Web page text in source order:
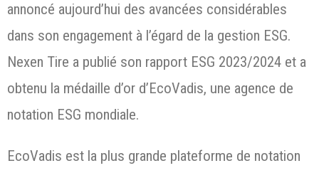
annoncé aujourd’hui des avancées considérables
dans son engagement à l’égard de la gestion ESG.
Nexen Tire a publié son rapport ESG 2023/2024 et a
obtenu la médaille d’or d’EcoVadis, une agence de
notation ESG mondiale.
EcoVadis est la plus grande plateforme de notation